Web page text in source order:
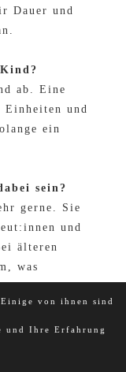
Dauer und
ab. Eine
Einheiten und
ein
sein?
gerne. Sie
und
älteren
was
von ihnen sind
und Ihre Erfahrung